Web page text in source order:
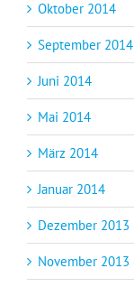
Oktober 2014
September 2014
Juni 2014
Mai 2014
März 2014
Januar 2014
Dezember 2013
November 2013